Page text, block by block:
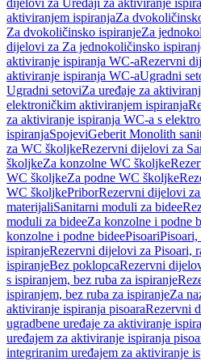
dijelovi za Uređaji za aktiviranje
aktiviranjem ispiranjaZa
Za dvokoličinsko ispiranjeZa
dijelovi za Za jednokoličinsko
aktiviranje ispiranja WC-aRezervni
aktiviranje ispiranja WC-aUgradni
Ugradni setoviZa uređaje za
elektroničkim aktiviranjem ispiranja
za aktiviranje ispiranja WC-a s
ispiranjaSpojeviGeberit Monolith
za WC školjkeRezervni dijelovi za
školjkeZa konzolne WC školjke
WC školjkeZa podne WC školjke
WC školjkePriborRezervni dijelovi
materijaliSanitarni moduli za bidee
moduli za bideeZa konzolne i podne
konzolne i podne bideePisoariPisoari,
ispiranjeRezervni dijelovi za Pisoari,
ispiranjeBez poklopcaRezervni
s ispiranjem, bez ruba za ispiranje
ispiranjem, bez ruba za ispiranjeZa
aktiviranje ispiranja pisoaraRezervni
ugradbene uređaje za aktiviranje
uređajem za aktiviranje ispiranja
integriranim uređajem za aktiviranje